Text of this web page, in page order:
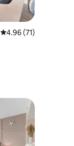
平均评分 4.96 分（满
4.96 (71)